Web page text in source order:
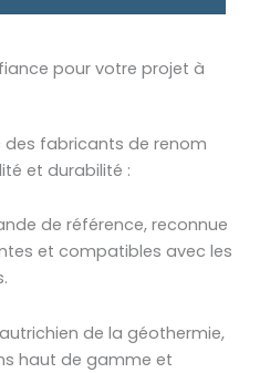
pour votre projet à
des fabricants de renom
et durabilité :
de référence, reconnue
et compatibles avec les
de la géothermie,
haut de gamme et